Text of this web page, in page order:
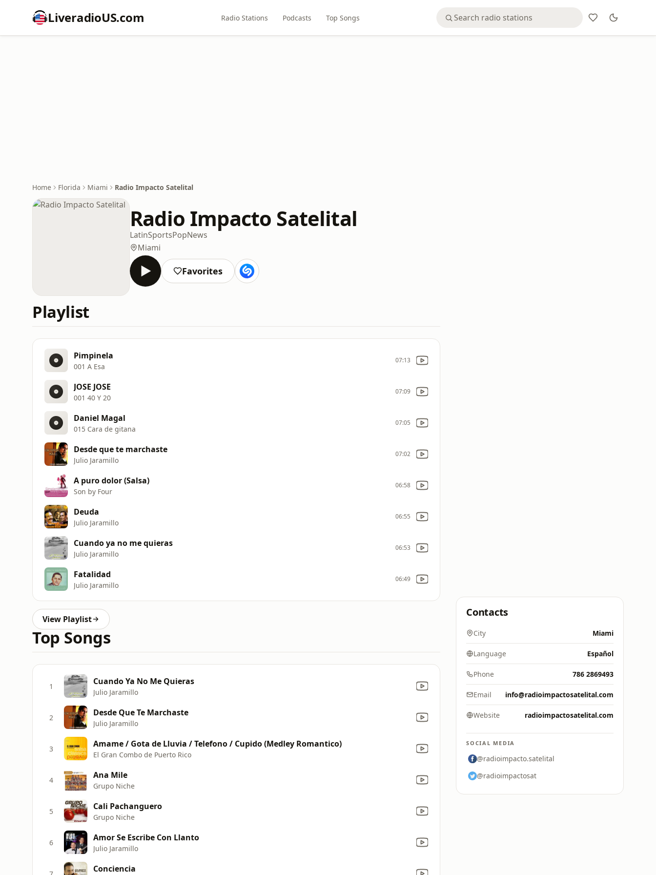
LiveradioUS.com Radio Stations Podcasts Top Songs
Home Florida Miami Radio Impacto Satelital
Radio Impacto Satelital
LatinSportsPopNews
Miami
Favorites
Playlist
Pimpinela
001 A Esa
07:13
JOSE JOSE
001 40 Y 20
07:09
Daniel Magal
015 Cara de gitana
07:05
Desde que te marchaste
Julio Jaramillo
07:02
A puro dolor (Salsa)
Son by Four
06:58
Deuda
Julio Jaramillo
06:55
Cuando ya no me quieras
Julio Jaramillo
06:53
Fatalidad
Julio Jaramillo
06:49
View Playlist
Top Songs
1 Cuando Ya No Me Quieras
Julio Jaramillo
2 Desde Que Te Marchaste
Julio Jaramillo
3 Amame / Gota de Lluvia / Telefono / Cupido (Medley Romantico)
El Gran Combo de Puerto Rico
4 Ana Mile
Grupo Niche
5 Cali Pachanguero
Grupo Niche
6 Amor Se Escribe Con Llanto
Julio Jaramillo
Conciencia
Contacts
City Miami
Language Español
Phone 786 2869493
Email info@radioimpactosatelital.com
Website radioimpactosatelital.com
SOCIAL MEDIA
@radioimpacto.satelital
@radioimpactosat